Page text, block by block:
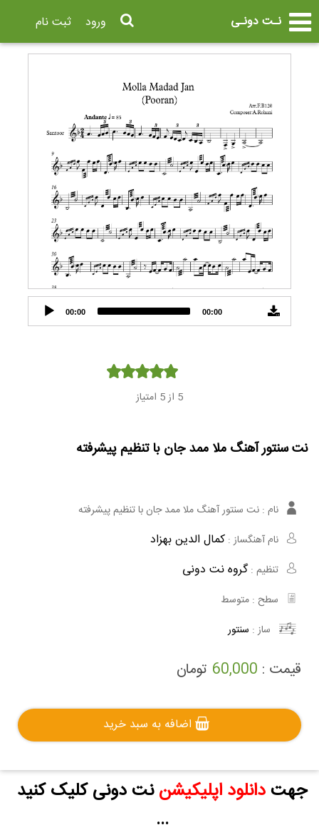
نـت دونـی ثبت نام ورود
Audio
Player
00:00 00:00
5 از 5 امتیاز
نت سنتور آهنگ ملا ممد جان با تنظیم پیشرفته
نام : نت سنتور آهنگ ملا ممد جان با تنظیم پیشرفته
نام آهنگساز : کمال الدین بهزاد
تنظیم :گروه نت دونی
سطح : متوسط
ساز : سنتور
قیمت : 60,000 تومان
اضافه به سبد خرید
جهتدانلود اپلیکیشن نت دونی کلیک کنید
...